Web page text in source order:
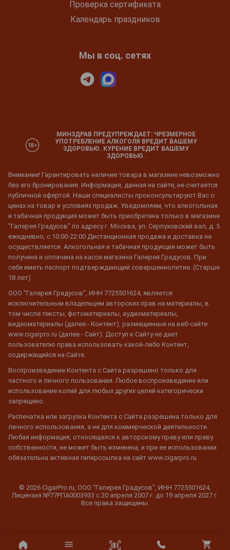
Проверка сертификата
Календарь праздников
Мы в соц. сетях
МИНЗДРАВ ПРЕДУПРЕЖДАЕТ: ЧРЕЗМЕРНОЕ
УПОТРЕБЛЕНИЕ АЛКОГОЛЯ ВРЕДИТ ВАШЕМУ
ЗДОРОВЬЮ. КУРЕНИЕ ВРЕДИТ ВАШЕМУ
ЗДОРОВЬЮ.
Внимание! Гарантировать наличие товара в магазине невозможно
без его бронирования. Информация, данная на сайте, не считается
публичной офертой. Наши специалисты проконсультируют Вас о
ценах на товар и условиях продаж. Уведомляем, что алкогольная
и табачная продукция может быть приобретена только в магазине
"Галерея Градусов" по адресу г. Москва, ул. Серпуховский вал, д. 5
ежедневно, с 10:00-22:00 Дистанционная продажа и доставка не
осуществляется. Алкогольная и табачная продукция может быть
получена и оплачена на кассе магазина Галерея Градусов. При
себе иметь паспорт подтверждающий совершеннолетие. (Старше
18 лет)
ООО "Галерея Градусов", ИНН 7725501624, является
исключительным владельцем авторских прав на материалы, в
том числе тексты, фотоматериалы, аудиоматериалы,
видеоматериалы (далее - Контент), размещенные на веб-сайте
www.cigarpro.ru (далее - Сайт). Доступ к Сайту не дает
пользователю права использовать какой-либо Контент,
содержащийся на Сайте.
Воспроизведение Контента с Сайта разрешено только для
частного и личного пользования. Любое воспроизведение или
использование копий для любых других целей категорически
запрещено.
Распечатка или загрузка Контента с Сайта разрешена только для
личного использования, а не для коммерческой деятельности.
Любая информация, относящаяся к авторскому праву или праву
собственности, не может быть изменена, и при ее использовании
обязательна активная гиперссылка на сайт www.cigarpro.ru
© 2026 CigarPro.ru, ООО "Галерея Градусов", ИНН 7725501624,
Лицензия №77РПА0003933 c 20 апреля 2007 г. до 19 апреля 2027 г.
Все права защищены.